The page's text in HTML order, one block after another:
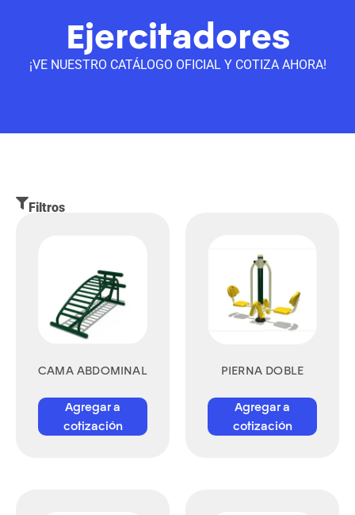
Ejercitadores
¡VE NUESTRO CATÁLOGO OFICIAL Y COTIZA AHORA!
Filtros
CAMA ABDOMINAL
Agregar a
cotización
PIERNA DOBLE
Agregar a
cotización